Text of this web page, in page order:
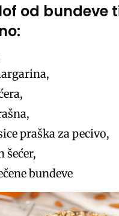
od bundeve
praška za pecivo,
šećer,
bundeve